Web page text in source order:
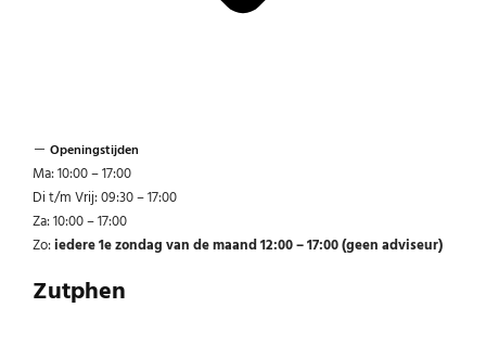
Openingstijden
Ma: 10:00 – 17:00
Di t/m Vrij: 09:30 – 17:00
Za: 10:00 – 17:00
Zo:iedere 1e zondag van de maand 12:00 – 17:00 (geen adviseur)
Zutphen